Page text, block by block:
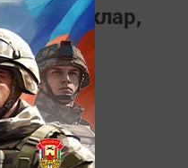
яңалыклар,